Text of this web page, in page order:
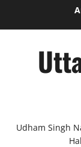
Udham Singh